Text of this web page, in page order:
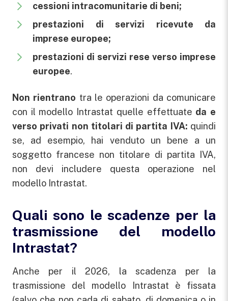
cessioni intracomunitarie di beni;
prestazioni di servizi ricevute da
imprese europee;
prestazioni di servizi rese verso imprese
europee.
Non rientrano tra le operazioni da comunicare
con il modello Intrastat quelle effettuate da e
verso privati non titolari di partita IVA: quindi
se, ad esempio, hai venduto un bene a un
soggetto francese non titolare di partita IVA,
non devi includere questa operazione nel
modello Intrastat.
Quali sono le scadenze per la
trasmissione del modello
Intrastat?
Anche per il 2026, la scadenza per la
trasmissione del modello Intrastat è fissata